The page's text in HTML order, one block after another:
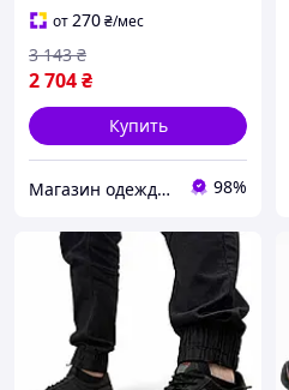
от270₴/мес
2 704₴
3 143 ₴
Купить
Магазин одежды обуви и топовых товаров 98%